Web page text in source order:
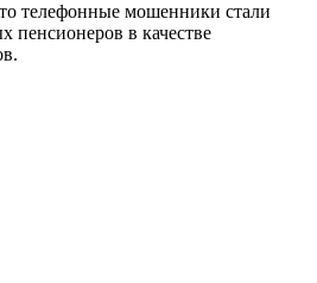
телефонные мошенники стали
пенсионеров в качестве